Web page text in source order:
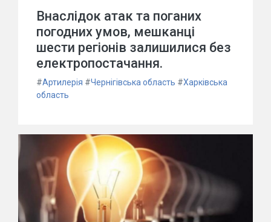
Внаслідок атак та поганих
погодних умов, мешканці
шести регіонів залишилися без
електропостачання.
#Артилерія #Чернігівська область #Харківська
область